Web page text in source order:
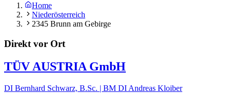
Home
Niederösterreich
2345 Brunn am Gebirge
Direkt vor Ort
TÜV AUSTRIA GmbH
DI Bernhard Schwarz, B.Sc. | BM DI Andreas Kloiber